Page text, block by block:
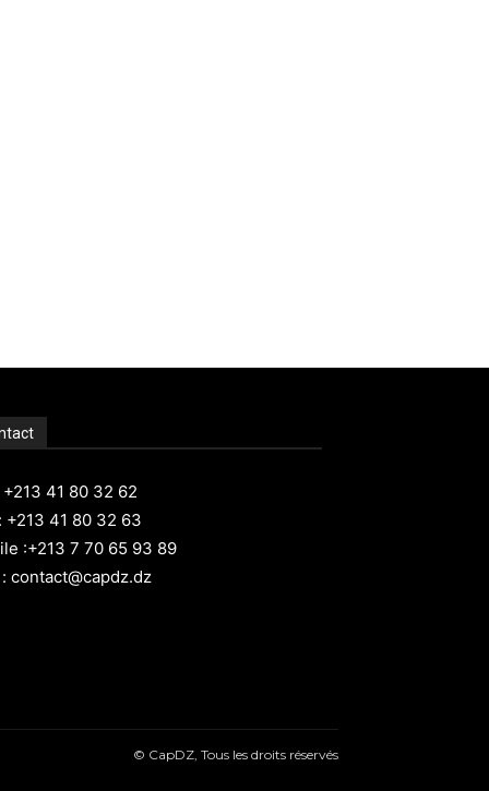
41 80 32 62
+213 41 80 32 63
:+213 7 70 65 93 89
contact@capdz.dz
© CapDZ, Tous les droits réservés